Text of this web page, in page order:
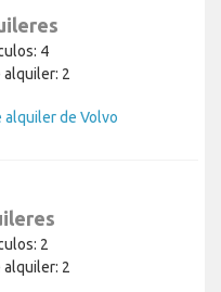
4
alquiler: 2
alquiler de Volvo
2
alquiler: 2